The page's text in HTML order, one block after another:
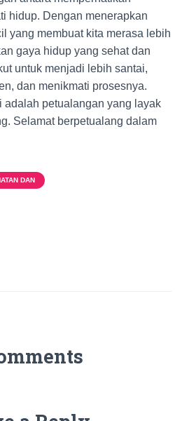
hidup. Dengan menerapkan
yang membuat kita merasa lebih
gaya hidup yang sehat dan
untuk menjadi lebih santai,
dan menikmati prosesnya.
adalah petualangan yang layak
Selamat berpetualang dalam
DAN